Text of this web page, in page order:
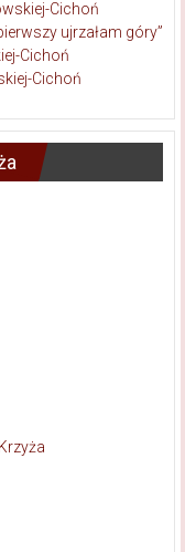
Cichoń
ujrzałam góry”
Cichoń
Cichoń